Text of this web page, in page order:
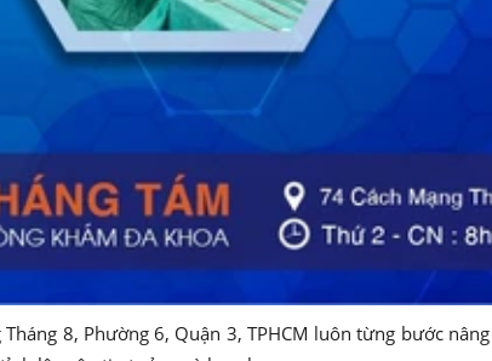
8, Phường 6, Quận 3, TPHCM luôn từng bước